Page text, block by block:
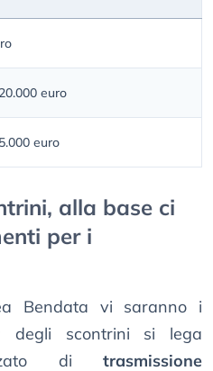
euro
euro
alla base ci
per i
Bendata vi saranno i
degli scontrini si lega
di trasmissione